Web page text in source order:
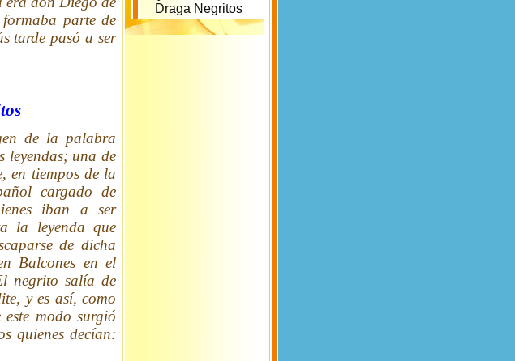
parte de
tarde pasó a ser
de la palabra
leyendas; una de
en tiempos de la
cargado de
iban a ser
la leyenda que
de dicha
Balcones en el
negrito salía de
y es así, como
modo surgió
quienes decían:
Draga Negritos